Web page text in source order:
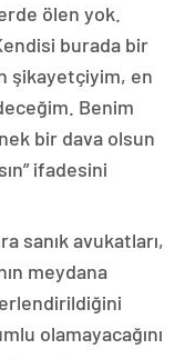
ölen yok.
burada bir
şikayetçiyim, en
Benim
bir dava olsun
ifadesini
sanık avukatları,
meydana
olamayacağını